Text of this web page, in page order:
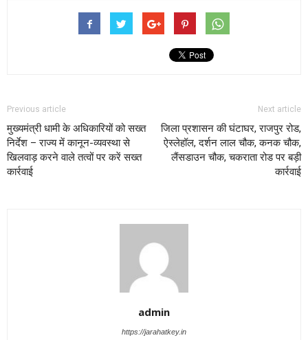
Previous article
मुख्यमंत्री धामी के अधिकारियों को सख्त
निर्देश – राज्य में कानून-व्यवस्था से
खिलवाड़ करने वाले तत्वों पर करें सख्त
कार्रवाई
Next article
जिला प्रशासन की घंटाघर, राजपुर रोड,
ऐस्लेहॉल, दर्शन लाल चौक, कनक चौक,
लैंसडाउन चौक, चकराता रोड पर बड़ी
कार्रवाई
admin
https://jarahatkey.in